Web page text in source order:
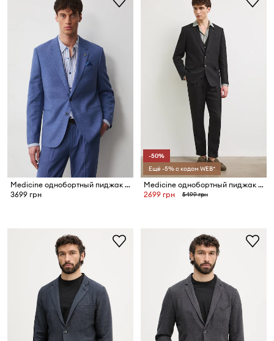
Medicine однобортный пиджак для мужчин со льном
3699 грн
-50%
Ещё -5% с кодом WEB*
Medicine однобортный пиджак для мужчин из льна
2699 грн
5499 грн